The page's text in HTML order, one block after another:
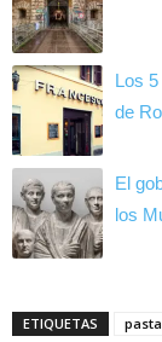
Los
de
El
los
ETIQUETAS pasta